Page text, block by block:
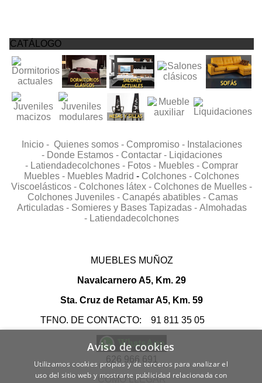
CATÁLOGO
Inicio - Quienes somos - Compromiso - Instalaciones
- Donde Estamos - Contactar - Liqidaciones
- Latiendadecolchones - Fotos - Muebles - Comprar
Muebles - Muebles Madrid - Colchones - Colchones
Viscoelásticos - Colchones látex - Colchones de Muelles -
Colchones Juveniles - Canapés abatibles - Camas
Articuladas - Somieres y Bases Tapizadas - Almohadas
- Latiendadecolchones
MUEBLES MUÑOZ
Navalcarnero A5, Km. 29
Sta. Cruz de Retamar A5, Km. 59
TFNO. DE CONTACTO: 91 811 35 05
626 966 691
COMO LLEGAR
Aviso de cookies
Utilizamos cookies propias y de terceros para analizar el
uso del sitio web y mostrarte publicidad relacionada con